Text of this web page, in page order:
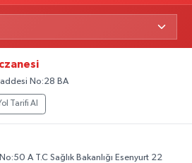
No:28 BA
Tarifi Al
A T.C Sağlık Bakanlığı Esenyurt 22